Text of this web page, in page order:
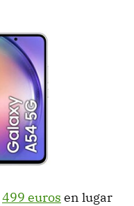
499 euros en lugar